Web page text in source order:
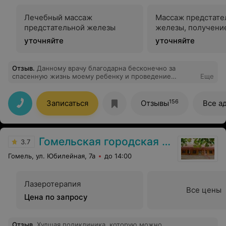
наидобрейшие, вкусно- отлично! Колесникова О.,
Козлова Я., Кусенкова В., Сазонова А.
Лечебный массаж
предстательной железы
уточняйте
Массаж
железы,
уточняйте
Отзыв. Данному врачу благодарна бесконечно за
спасенную жизнь моему ребенку и проведение
конечно же очень рекомендую к обращению к
данному врачу.
Еще
Записаться Отзывы156 Все
3.7 Гомельская городская клиническая поликлиника №7
Гомель, ул. Юбилейная, 7а до 14:00
Лазеротерапия
Цена по запросу
Все цены